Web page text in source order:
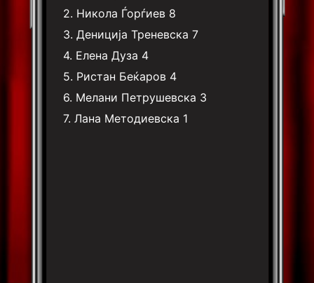
2. Никола Ѓорѓиев 8
3.Дениција Треневска 7
4. Елена Дуза 4
5. Ристан Беќаров 4
6. Мелани Петрушевска 3
7.Лана Методиевска 1